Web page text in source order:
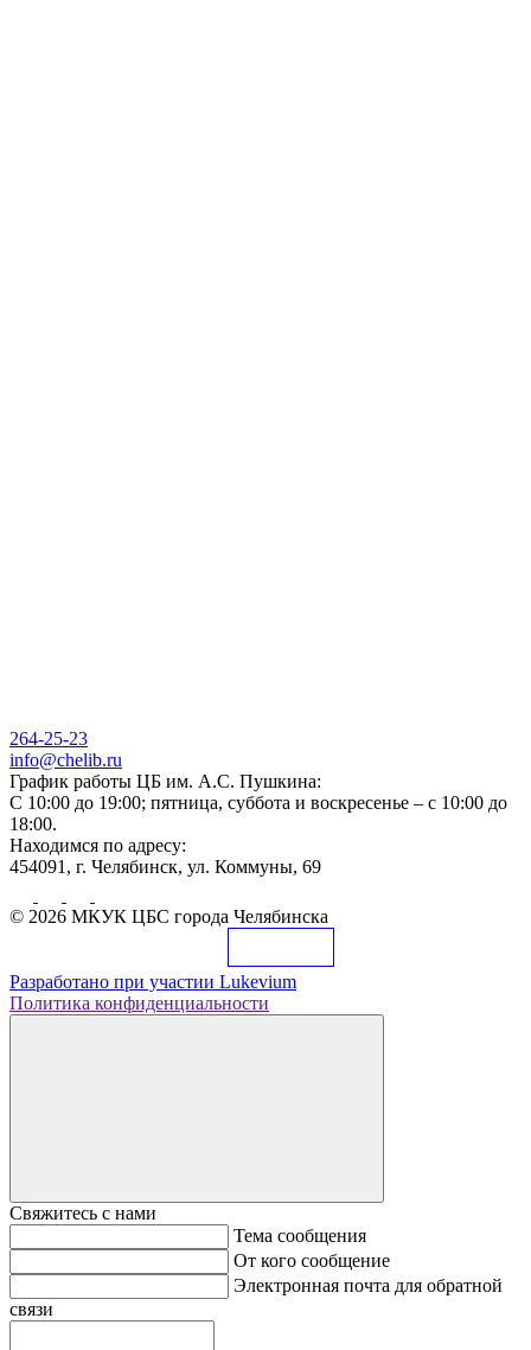
264-25-23
info@chelib.ru
График работы ЦБ им. А.С. Пушкина:
С 10:00 до 19:00; пятница, суббота и воскресенье – с 10:00 до
18:00.
Находимся по адресу:
454091, г. Челябинск, ул. Коммуны, 69
© 2026 МКУК ЦБС города Челябинска
Разработано при участии Lukevium
Политика конфиденциальности
Свяжитесь с нами
Тема сообщения
От кого сообщение
Электронная почта для обратной
связи